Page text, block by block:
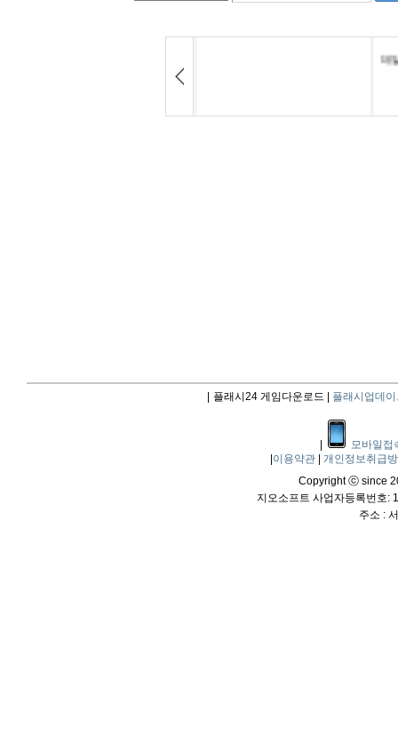
플래시24 게임다운로드 | 플래시업데이
모바일접
이용약관
개인정보취급
Copyright ⓒ since
지오소프트 사업자등록번호:
주소 :